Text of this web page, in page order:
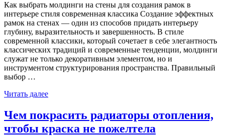
Как выбрать молдинги на стены для создания рамок в
интерьере стиля современная классика Создание эффектных
рамок на стенах — один из способов придать интерьеру
глубину, выразительность и завершенность. В стиле
современной классики, который сочетает в себе элегантность
классических традиций и современные тенденции, молдинги
служат не только декоративным элементом, но и
инструментом структурирования пространства. Правильный
выбор …
Читать далее
Чем покрасить радиаторы отопления,
чтобы краска не пожелтела